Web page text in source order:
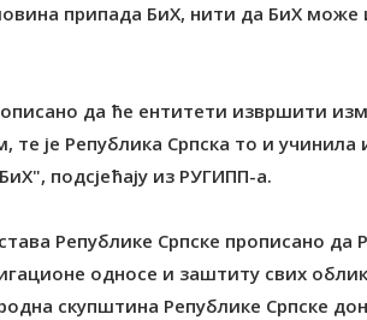
припада БиХ, нити да БиХ може
да ће ентитети извршити
је Република Српска то и учинила
подсјећају из РУГИПП-а.
Републике Српске прописано да
односе и заштиту свих
скупштина Републике Српске